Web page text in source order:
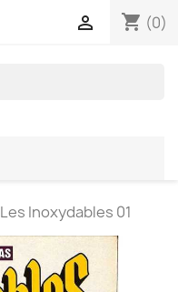
shopping_cart (0)

Les Inoxydables 01